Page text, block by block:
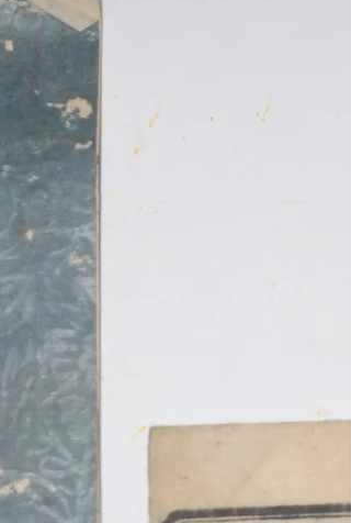
十三において「結核」の語を用いたのが初出とさ
れる。時代劇に出てくる「労咳」は、メドハース
は意外と少ない。中医学（漢方）では、「肺労」
と呼称する。 高橋至時(1764-1804)大坂出身。幕
府天文方。寛政の改暦に関わる。 馬場貞由(1787-
1822)長崎出身。蕃書和解御用。『厚生新編』『
訂万国全図』の編訳者の一人。オランダ語、英
語、ロシア語に通じ、著作多数。 岡松甕谷(1820-
1895)大分出身。帆足万里に漢学を学び、維新後
京大学教授。『甕谷遺稿』など。 箕作省吾(1821-
1847)水沢出身。蘭学者箕作阮甫に婿入りし、『
製輿地全図』『坤輿図識』